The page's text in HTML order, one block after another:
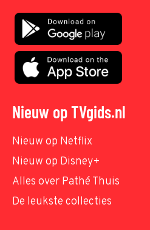
Nieuw op TVgids.nl
Nieuw op Netflix
Nieuw op Disney+
Alles over Pathé Thuis
De leukste collecties